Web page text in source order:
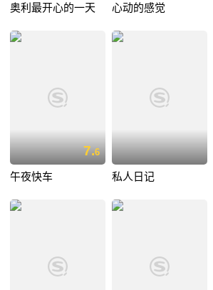
奥利最开心的一天 心动的感觉
7.6
午夜快车 私人日记